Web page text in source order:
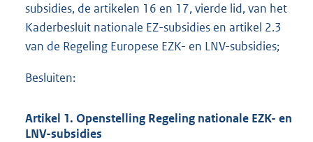
subsidies, de artikelen 16 en 17, vierde lid, van het
Kaderbesluit nationale EZ-subsidies en artikel 2.3
van de Regeling Europese EZK- en LNV-subsidies;
Besluiten:
Artikel 1. Openstelling Regeling nationale EZK- en
LNV-subsidies